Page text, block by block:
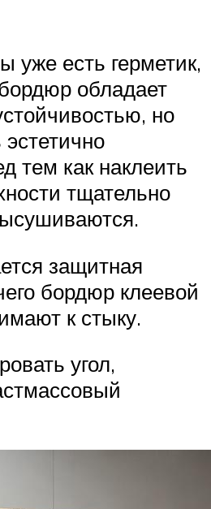
уже есть герметик,
обладает
но
тем как наклеить
тщательно
защитная
бордюр клеевой
к стыку.
угол,